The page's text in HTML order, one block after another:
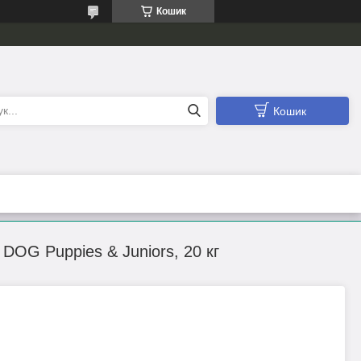
Кошик
Кошик
DOG Puppies & Juniors, 20 кг